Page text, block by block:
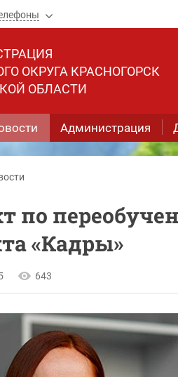
ОКРУГА КРАСНОГОРСК
ОБЛАСТИ
Администрация
по
«Кадры»
643